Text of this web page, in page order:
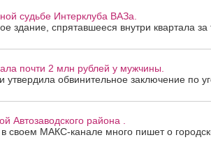
судьбе Интерклуба ВАЗа.
здание, спрятавшееся внутри квартала за
почти 2 млн рублей у мужчины.
утвердила обвинительное заключение по
Автозаводского района .
своем МАКС-канале много пишет о